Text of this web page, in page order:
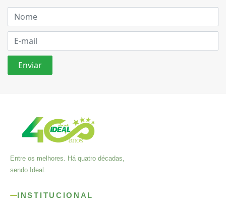
Entre os melhores. Há quatro décadas,
sendo Ideal.
INSTITUCIONAL